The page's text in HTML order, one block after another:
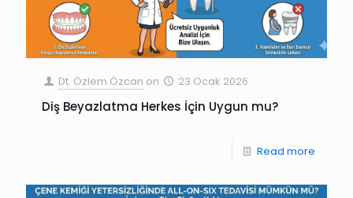
Dt. Özlem Özcan on 23 Ocak 2026
Diş Beyazlatma Herkes İçin Uygun mu?
Read more